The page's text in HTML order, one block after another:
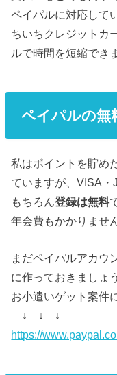
ペイパルに対応して
ちいちクレジットカ
ルで時間を短縮でき
ペイパルの無
私はポイントを貯め
ていますが、VISA・
もちろん登録は無料
年会費もかかりませ
まだペイパルアカウ
に作っておきましょ
お小遣いゲット案件
↓ ↓ ↓
https://